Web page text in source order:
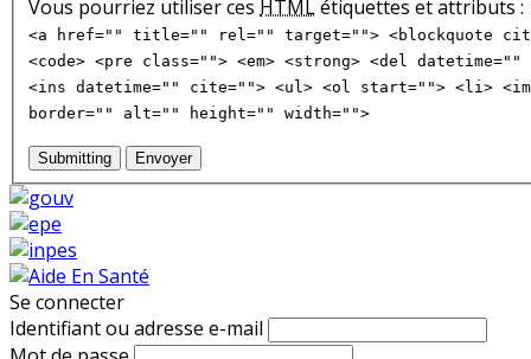
Vous pourriez utiliser ces HTMLétiquettes et attributs :
<a href="" title="" rel="" target=""> <blockquote
<code> <pre class=""> <em> <strong> <del
<ins datetime="" cite=""> <ul> <ol start=""> <li>
border="" alt="" height="" width="">
Submitting Envoyer
Se connecter
Identifiant ou adresse e-mail